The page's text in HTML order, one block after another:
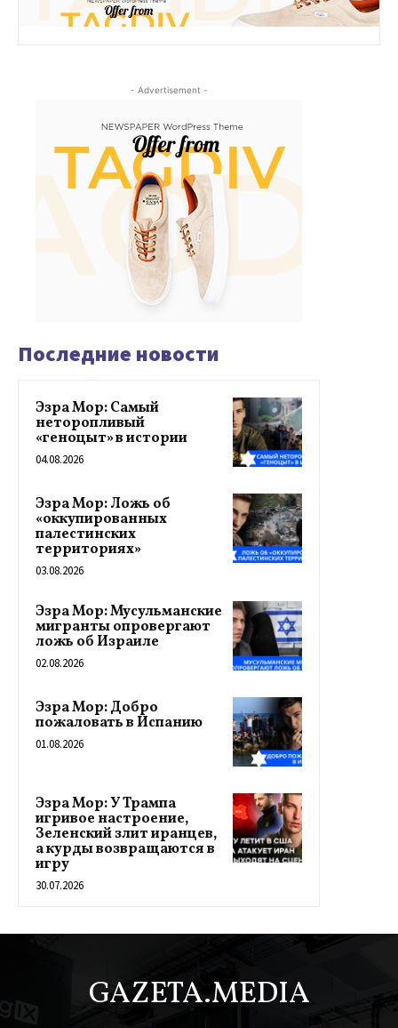
- Advertisement -
Последние новости
Эзра Мор: Самый
неторопливый
«геноцыт» в истории
04.08.2026
Эзра Мор: Ложь об
«оккупированных
палестинских
территориях»
03.08.2026
Эзра Мор: Мусульманские
мигранты опровергают
ложь об Израиле
02.08.2026
Эзра Мор: Добро
пожаловать в Испанию
01.08.2026
Эзра Мор: У Трампа
игривое настроение,
Зеленский злит иранцев,
а курды возвращаются в
игру
30.07.2026
GAZETA.MEDIA